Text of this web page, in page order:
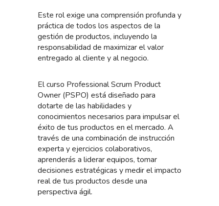
Este rol exige una comprensión profunda y
práctica de todos los aspectos de la
gestión de productos, incluyendo la
responsabilidad de maximizar el valor
entregado al cliente y al negocio.
El curso Professional Scrum Product
Owner (PSPO) está diseñado para
dotarte de las habilidades y
conocimientos necesarios para impulsar el
éxito de tus productos en el mercado. A
través de una combinación de instrucción
experta y ejercicios colaborativos,
aprenderás a liderar equipos, tomar
decisiones estratégicas y medir el impacto
real de tus productos desde una
perspectiva ágil.